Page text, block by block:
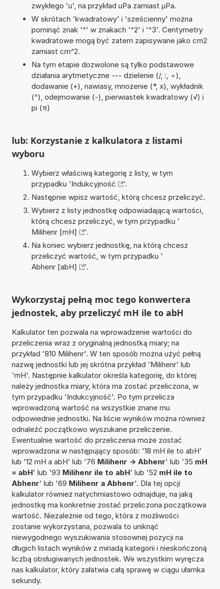
zwykłego 'u', na przykład uPa zamiast µPa.
W skrótach 'kwadratowy' i 'sześcienny' można
pominąć znak '^' w znakach '^2' i '^3'. Centymetry
kwadratowe mogą być zatem zapisywane jako cm2
zamiast cm^2.
Na tym etapie dozwolone są tylko podstawowe
działania arytmetyczne --- dzielenie (/, :, ÷),
dodawanie (+), nawiasy, mnożenie (*, x), wykładnik
(^), odejmowanie (-), pierwiastek kwadratowy (√) i
pi (π)
lub: Korzystanie z kalkulatora z listami
wyboru
Wybierz właściwą kategorię z listy, w tym
przypadku 'Indukcyjność
'.
Następnie wpisz wartość, którą chcesz przeliczyć.
Wybierz z listy jednostkę odpowiadającą wartości,
którą chcesz przeliczyć, w tym przypadku '
Milihenr [mH]
'.
Na koniec wybierz jednostkę, na którą chcesz
przeliczyć wartość, w tym przypadku '
Abhenr [abH]
'.
Wykorzystaj pełną moc tego konwertera
jednostek, aby przeliczyć mH ile to abH
Kalkulator ten pozwala na wprowadzenie wartości do
przeliczenia wraz z oryginalną jednostką miary; na
przykład '810 Milihenr'. W ten sposób można użyć pełną
nazwę jednostki lub jej skrótna przykład 'Milihenr' lub
'mH'. Następnie kalkulator określa kategorię, do której
należy jednostka miary, która ma zostać przeliczona, w
tym przypadku 'Indukcyjność'. Po tym przelicza
wprowadzoną wartość na wszystkie znane mu
odpowiednie jednostki. Na liście wyników można również
odnaleźć początkowo wyszukane przeliczenie.
Ewentualnie wartość do przeliczenia może zostać
wprowadzona w następujący sposób: '18 mH ile to abH'
lub '12 mH a abH' lub '76 Milihenr -> Abhenr' lub '35 mH
= abH' lub '93 Milihenr ile to abH' lub '52 mH ile to
Abhenr' lub '69 Milihenr a Abhenr'. Dla tej opcji
kalkulator również natychmiastowo odnajduje, na jaką
jednostkę ma konkretnie zostać przeliczona początkowa
wartość. Niezależnie od tego, która z możliwości
zostanie wykorzystana, pozwala to uniknąć
niewygodnego wyszukiwania stosownej pozycji na
długich listach wyników z miriadą kategorii i nieskończoną
liczbą obsługiwanych jednostek. We wszystkim wyręcza
nas kalkulator, który załatwia całą sprawę w ciągu ułamka
sekundy.